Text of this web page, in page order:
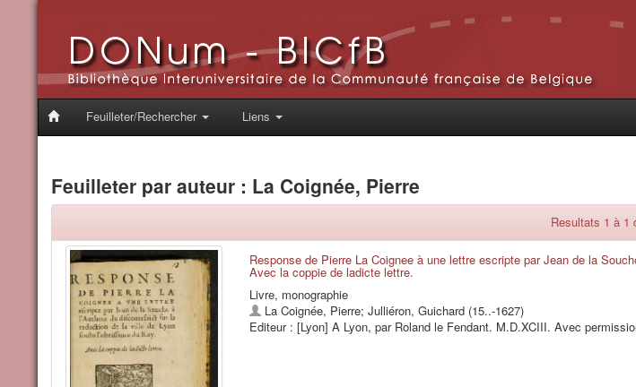
Feuilleter/Rechercher Liens
Feuilleter par auteur : La Coignée, Pierre
Resultats 1 à 1
Response de Pierre La Coignee à une lettre escripte par Jean de la
Avec la coppie de ladicte lettre.
Livre, monographie
La Coignée, Pierre; Julliéron, Guichard (15..-1627)
Editeur : [Lyon] A Lyon, par Roland le Fendant. M.D.XCIII. Avec